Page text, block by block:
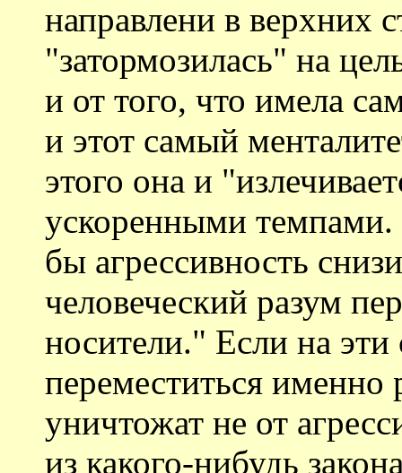
направлени в верхних
"затормозилась" на
и от того, что имела
и этот самый
этого она и
ускоренными
бы агрессивность
человеческий разум
носители." Если на
переместиться именно
уничтожат не от
из какого-нибудь